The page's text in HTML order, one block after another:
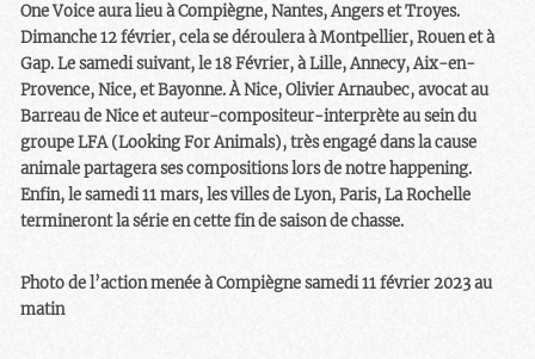
One Voice aura lieu à Compiègne, Nantes, Angers et Troyes.
Dimanche 12 février, cela se déroulera à Montpellier, Rouen et à
Gap. Le samedi suivant, le 18 Février, à Lille, Annecy, Aix-en-
Provence, Nice, et Bayonne. À Nice, Olivier Arnaubec, avocat au
Barreau de Nice et auteur-compositeur-interprète au sein du
groupe LFA (Looking For Animals), très engagé dans la cause
animale partagera ses compositions lors de notre happening.
Enfin, le samedi 11 mars, les villes de Lyon, Paris, La Rochelle
termineront la série en cette fin de saison de chasse.
Photo de l’action menée à Compiègne samedi 11 février 2023 au
matin